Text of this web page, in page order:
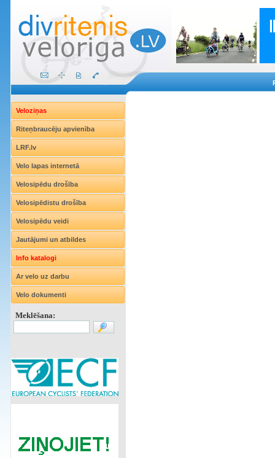
Veloziņas
Riteņbraucēju apvienība
LRF.lv
Velo lapas internetā
Velosipēdu drošība
Velosipēdistu drošība
Velosipēdu veidi
Jautājumi un atbildes
Info katalogi
Ar velo uz darbu
Velo dokumenti
Meklēšana: